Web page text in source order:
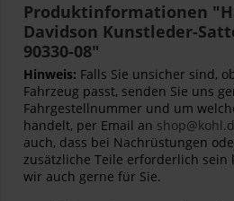
Produktinformationen
Davidson Kunstleder-
90330-08"
Hinweis: Falls Sie unsicher sind,
Fahrzeug passt, senden Sie uns
Fahrgestellnummer und um
handelt, per Email an
auch, dass bei Nachrüstungen
zusätzliche Teile erforderlich sein
wir auch gerne für Sie.